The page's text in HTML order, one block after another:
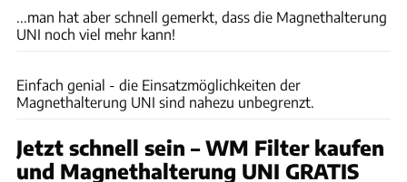
...man hat aber schnell gemerkt, dass die Magnethalterung
UNI noch viel mehr kann!
Einfach genial - die Einsatzmöglichkeiten der
Magnethalterung UNI sind nahezu unbegrenzt.
Jetzt schnell sein – WM Filter kaufen
und Magnethalterung UNI GRATIS